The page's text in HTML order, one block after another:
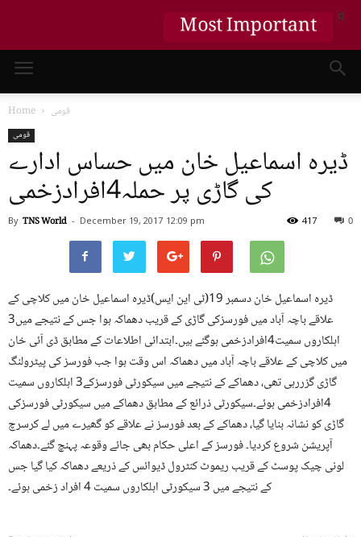
Home قومی
قومی
ڈیرہ اسماعیل خان میں حساس ادارے
کی گاڑی پر حملہ4افرادزخمی
By TNS World - December 19, 2017 12:09 pm 0
417
ڈیرہ اسماعیل خان دسمبر 19(ٹی این ایس)ڈیرہ اسماعیل خان میں کلاچی کے
علاقے باچہ آباد میں فورسزکی گاڑی کے قریب دھماکہ ہوا جس کے نتیجے میں3
اہلکاروں سمیت4افرادزخمی ہوگئے ہیں۔ابتدائی اطلاعات کے مطابق ڈی آئی خان
میں کلاچی کے علاقے باچہ آباد میں دھماکہ اس وقت ہوا جب فورسز کی پیٹرولنگ
گاڑی گزررہی تھی، دھماکے کے نتیجے میں سیکورٹی فورسزکے3 اہلکاروں سمیت
4افرادزخمی ہوئے۔سیکورٹی ذرائع کے مطابق دھماکے میں سیکورٹی فورسزکی
گاڑی کو نشانہ بنایا گیا، دھماکے کے بعد فورسز نے علاقے کو گھیرے میں لے کرسرچ
آپریشن شروع کردیا۔ فورسز کے اعلی حکام بھی جائے وقوعہ پہنچ گئے۔دھماکہ
لونی چیک پوسٹ کے قریب ریموٹ کنٹرول ڈیوائس کے ذریعے دھماکہ کیا گیا جس
کے نتیجے میں 3 سیکورٹی اہلکاروں سمیت 4 افراد زخمی ہوئے۔
Most Important X